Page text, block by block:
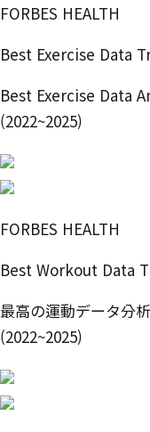
FORBES HEALTH
Best Exercise Data
Best Exercise Data
(2022~2025)
FORBES HEALTH
Best Workout Data
最高の運動データ分
(2022~2025)